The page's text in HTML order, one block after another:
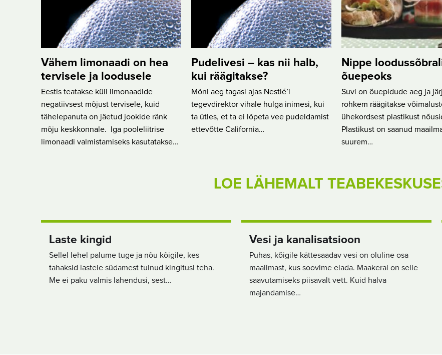
Vähem limonaadi on hea
tervisele ja loodusele
Eestis teatakse küll limonaadide
negatiivsest mõjust tervisele, kuid
tähelepanuta on jäetud jookide ränk
mõju keskkonnale. Iga pooleliitrise
limonaadi valmistamiseks kasutatakse…
Pudelivesi – kas nii halb,
kui räägitakse?
Mõni aeg tagasi ajas Nestlé’i
tegevdirektor vihale hulga inimesi, kui
ta ütles, et ta ei lõpeta vee pudeldamist
ettevõtte California…
Nippe
õuepeoks
Suvi on õuepidude aeg ja
rohkem räägitakse
ühekordsest plastikust
Plastikust on saanud
suurem…
LOE LÄHEMALT
Laste kingid
Sellel lehel palume tuge ja nõu kõigile, kes
tahaksid lastele südamest tulnud kingitusi teha.
Me ei paku valmis lahendusi, sest…
Vesi ja kanalisatsioon
Puhas, kõigile kättesaadav vesi on oluline osa
maailmast, kus soovime elada. Maakeral on selle
saavutamiseks piisavalt vett. Kuid halva
majandamise…